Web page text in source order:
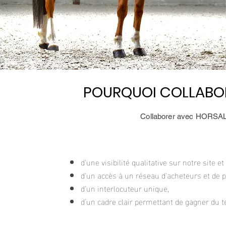
POURQUOI
POURQUOI
Collaborer avec
d’une visibilité qualitative sur notre site
d’un accès à un réseau d’acheteurs et
d’un interlocuteur unique,
d’un cadre clair permettant de gagner du